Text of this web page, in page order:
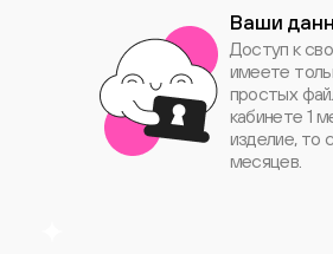
Ваши
Доступ к
имеете
простых
кабинете 1
изделие, то
месяцев.